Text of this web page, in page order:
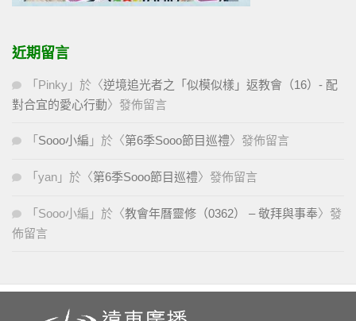
近期留言
「 Pinky 」於〈逆境追光者之「似模似樣」返教會（16）- 配
對合宜的愛心行動〉發佈留言
「 Sooo小編 」於〈第6季Sooo節目巡禮〉發佈留言
「 yan 」於〈第6季Sooo節目巡禮〉發佈留言
「 Sooo小編 」於〈教會年曆靈修（0362） – 敬拜與事奉〉發
佈留言